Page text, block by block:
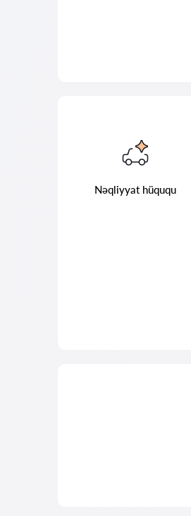
Nəqliyyat hüququ